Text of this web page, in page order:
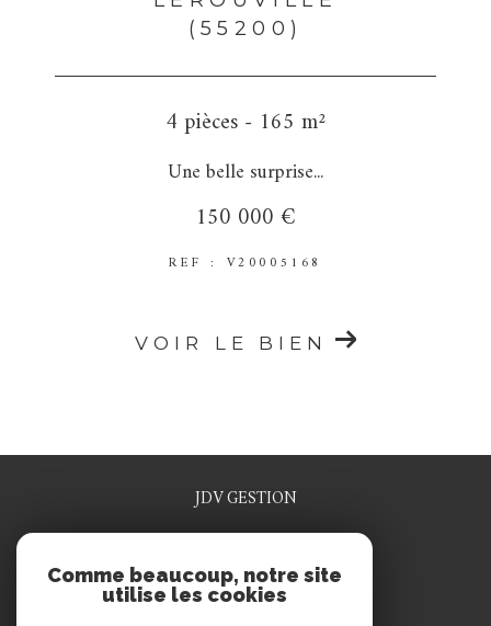
(55200)
4 pièces - 165 m²
Une belle surprise...
150 000 €
REF : V20005168
VOIR LE BIEN
JDV GESTION
jdv.gestion@wanadoo.fr
1 rue rené grosdidier
Comme beaucoup, notre site
utilise les cookies